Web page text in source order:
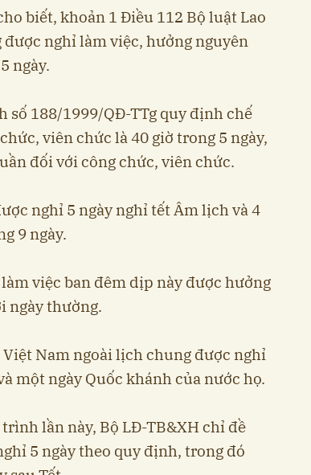
biết, khoản 1 Điều 112 Bộ luật Lao
nghỉ làm việc, hưởng nguyên
ngày.
số 188/1999/QĐ-TTg quy định chế
viên chức là 40 giờ trong 5 ngày,
đối với công chức, viên chức.
nghỉ 5 ngày nghỉ tết Âm lịch và 4
9 ngày.
việc ban đêm dịp này được hưởng
ngày thường.
Nam ngoài lịch chung được nghỉ
một ngày Quốc khánh của nước họ.
lần này, Bộ LĐ-TB&XH chỉ đề
5 ngày theo quy định, trong đó